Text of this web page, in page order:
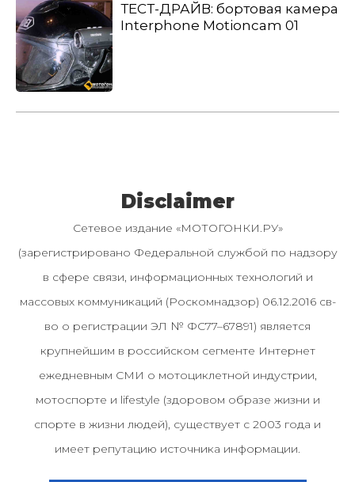
ТЕСТ-ДРАЙВ: бортовая камера
Interphone Motioncam 01
Disclaimer
Сетевое издание «МОТОГОНКИ.РУ»
(зарегистрировано Федеральной службой по надзору
в сфере связи, информационных технологий и
массовых коммуникаций (Роскомнадзор) 06.12.2016 св-
во о регистрации ЭЛ № ФС77–67891) является
крупнейшим в российском сегменте Интернет
ежедневным СМИ о мотоциклетной индустрии,
мотоспорте и lifestyle (здоровом образе жизни и
спорте в жизни людей), существует с 2003 года и
имеет репутацию источника информации.